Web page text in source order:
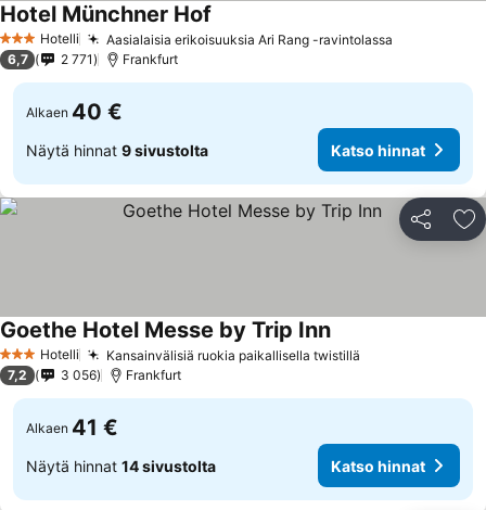
3 Tähtiluokitus
Hotelli Aasialaisia erikoisuuksia Ari Rang -ravintolassa
Hotel Münchner Hof
6,7 2 771 Frankfurt
Alkaen 40 €
Näytä hinnat 9 sivustolta Katso hinnat
Jaa
3 Tähtiluokitus
Hotelli Kansainvälisiä ruokia paikallisella twistillä
Goethe Hotel Messe by Trip Inn
7,2 3 056 Frankfurt
Alkaen 41 €
Näytä hinnat 14 sivustolta Katso hinnat